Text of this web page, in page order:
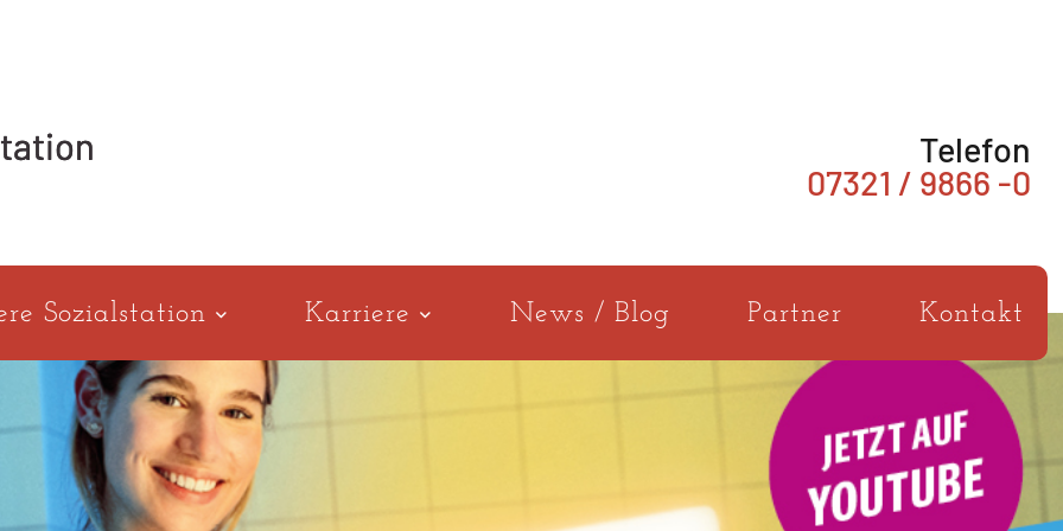
Telefon
07321 / 9866 -0
Sozialstation Karriere News / Blog Partner Kontakt